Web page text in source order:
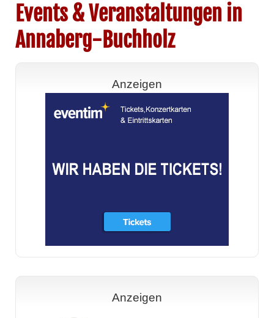
Events & Veranstaltungen in
Annaberg-Buchholz
Anzeigen
Anzeigen